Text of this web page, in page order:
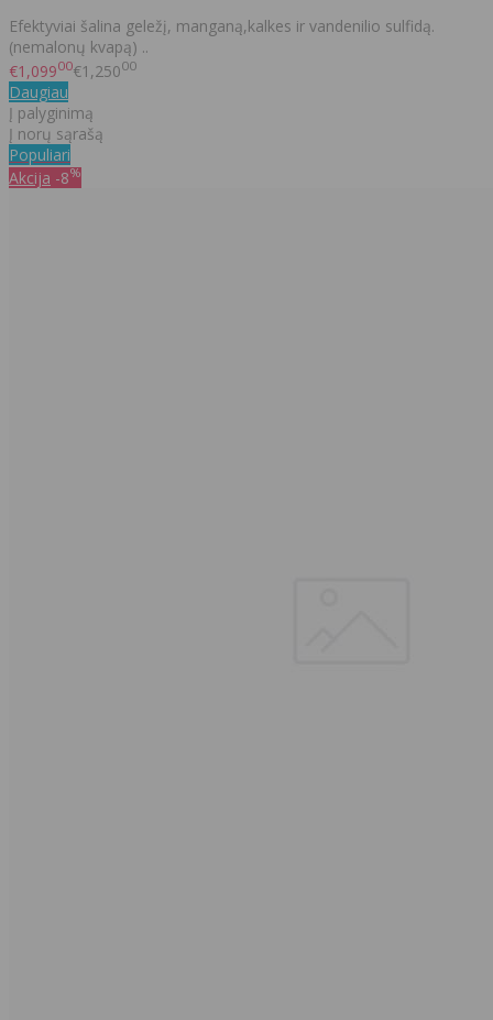
Efektyviai šalina geležį, manganą,kalkes ir vandenilio sulfidą.
(nemalonų kvapą) ..
€1,09900€1,25000
Daugiau
Į palyginimą
Į norų sąrašą
Populiari
Akcija -8%